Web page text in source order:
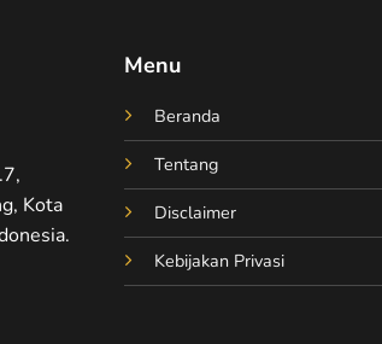
Kota
Menu
Beranda
Tentang
Disclaimer
Kebijakan Privasi